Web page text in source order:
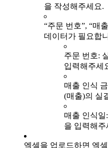
을 작성해주세요.
“주문 번호”, “매
데이터가 필요합
주문 번호:
입력해주세
매출 인식
(매출)의 실
매출 인식
을 입력해주
엑셀을 업로드하면 엑